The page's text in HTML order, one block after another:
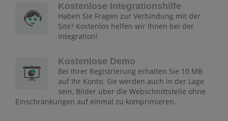
Kostenlose Integrationshilfe
Haben Sie Fragen zur Verbindung mit der
Site? Kostenlos helfen wir Ihnen bei der
Integration!
Kostenlose Demo
Bei Ihrer Registrierung erhalten Sie 10 MB
auf Ihr Konto. Sie werden auch in der Lage
sein, Bilder über die Webschnittstelle ohne
Einschränkungen auf einmal zu komprimieren.